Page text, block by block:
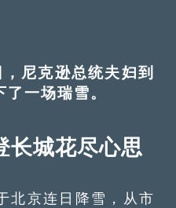
克逊总统夫妇到
一场瑞雪。
长城花尽心思
北京连日降雪，从市